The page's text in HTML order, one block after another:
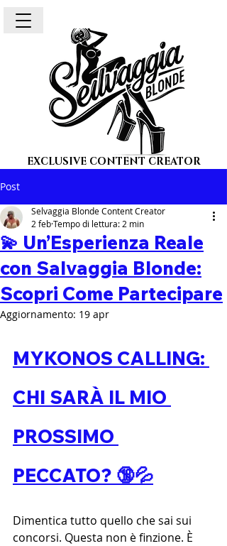
EXCLUSIVE CONTENT CREATOR
Post
💫 Un’Esperienza Reale
con Salvaggia Blonde:
Scopri Come Partecipare
Selvaggia Blonde Content Creator
2 febTempo di lettura: 2 min
Aggiornamento: 19 apr
MYKONOS CALLING:
CHI SARÀ IL MIO
PROSSIMO
PECCATO? 🔞💦
Dimentica tutto quello che sai sui
concorsi. Questa non è finzione. È